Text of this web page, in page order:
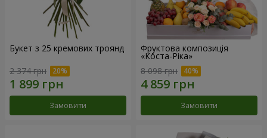
Букет з 25 кремових троянд
2 374 грн
Замовити
Фруктова композиція
«Коста-Ріка»
8 098 грн
Замовити